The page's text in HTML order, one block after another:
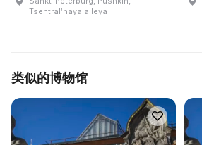
Tsentralʹnaya alleya
类似的博物馆